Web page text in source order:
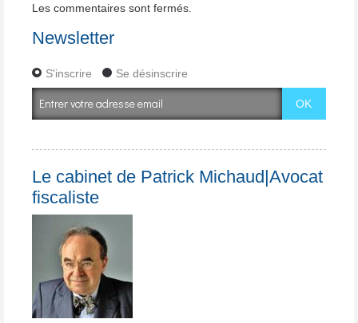
Les commentaires sont fermés.
Newsletter
S'inscrire Se désinscrire
Le cabinet de Patrick Michaud|Avocat
fiscaliste